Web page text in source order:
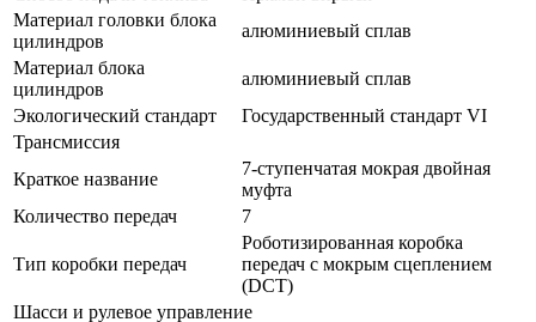
Материал головки блока
цилиндров
алюминиевый сплав
Материал блока
цилиндров
алюминиевый сплав
Экологический стандарт
Государственный стандарт VI
Трансмиссия
Краткое название
7-ступенчатая мокрая двойная
муфта
Количество передач
7
Тип коробки передач
Роботизированная коробка
передач с мокрым сцеплением
(DCT)
Шасси и рулевое управление